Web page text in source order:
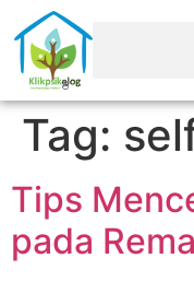
Tag:
Tips
pada